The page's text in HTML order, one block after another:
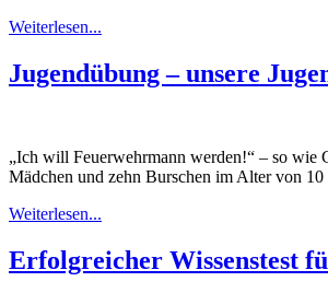
Weiterlesen...
Jugendübung – unsere
„Ich will Feuerwehrmann werden!“ – so wie
Mädchen und zehn Burschen im Alter von
Weiterlesen...
Erfolgreicher Wissenstest